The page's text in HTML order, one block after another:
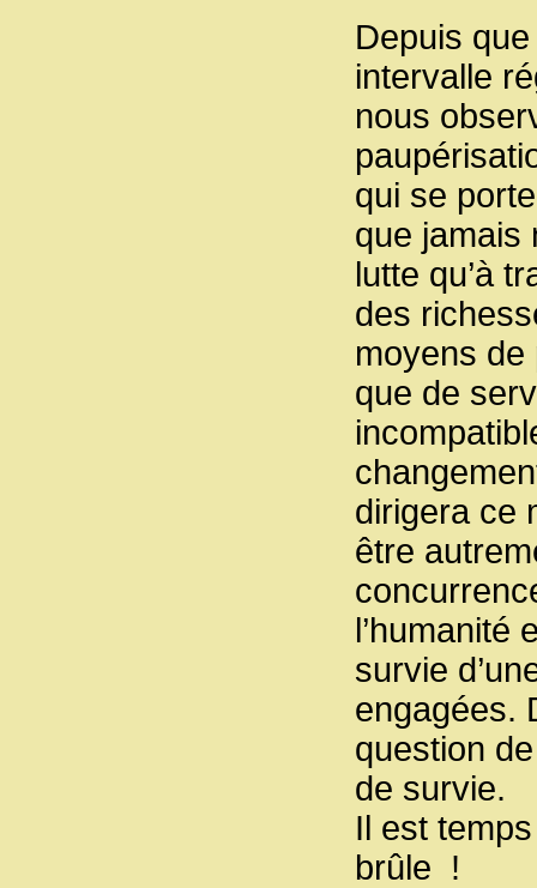
Depuis
intervalle
nous
qui se
que jamais
lutte qu’à
des
moyens de
que de
dirigera ce
être
l’humanité
survie
engagées.
question
de survie.
Il est
brûle !